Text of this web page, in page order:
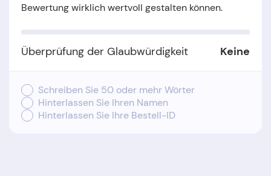
Bewertung wirklich wertvoll gestalten können.
Überprüfung der Glaubwürdigkeit Keine
Schreiben Sie 50 oder mehr Wörter
Hinterlassen Sie Ihren Namen
Hinterlassen Sie Ihre Bestell-ID